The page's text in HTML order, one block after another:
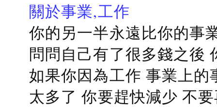
關於事業,工作
你的另一半永遠比你的事
問問自己有了很多錢之後
如果你因為工作 事業上
太多了 你要趕快減少 不